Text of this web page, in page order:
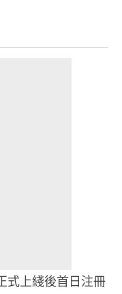
式上綫後首日注冊